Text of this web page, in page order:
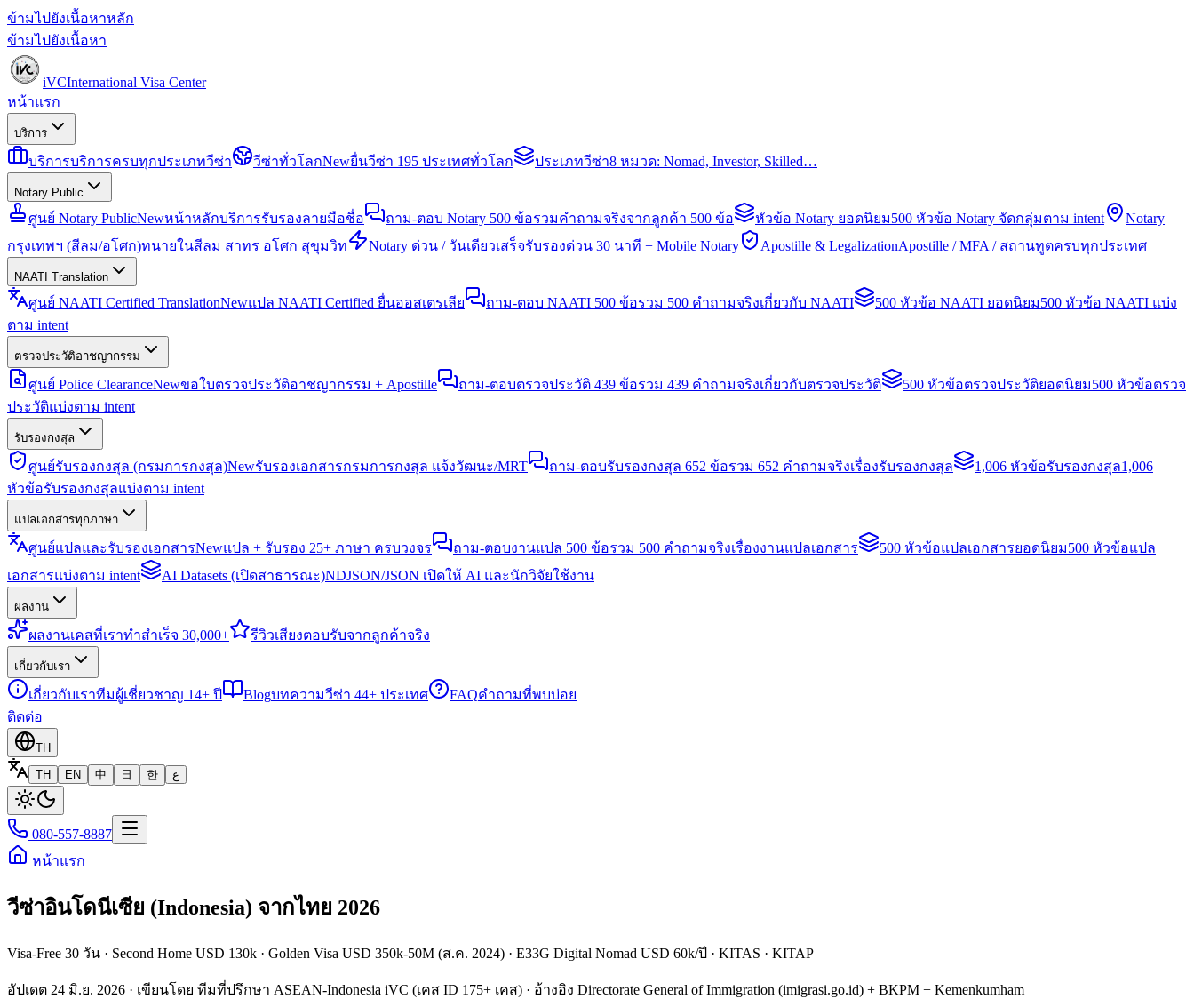
ข้ามไปยังเนื้อหาหลัก
ข้ามไปยังเนื้อหา
iVCInternational Visa Center
หน้าแรก
บริการ
บริการบริการครบทุกประเภทวีซ่า วีซ่าทั่วโลกNewยื่นวีซ่า 195 ประเทศทั่วโลก ประเภทวีซ่า8 หมวด: Nomad, Investor, Skilled…
Notary Public
ศูนย์ Notary PublicNewหน้าหลักบริการรับรองลายมือชื่อ ถาม-ตอบ Notary 500 ข้อรวมคำถามจริงจากลูกค้า 500 ข้อ หัวข้อ Notary ยอดนิยม500 หัวข้อ Notary จัดกลุ่มตาม intent
Notary
กรุงเทพฯ (สีลม/อโศก)ทนายในสีลม สาทร อโศก สุขุมวิท Notary ด่วน / วันเดียวเสร็จรับรองด่วน 30 นาที + Mobile Notary Apostille & LegalizationApostille / MFA / สถานทูตครบทุกประเทศ
NAATI Translation
ศูนย์ NAATI Certified TranslationNewแปล NAATI Certified ยื่นออสเตรเลีย ถาม-ตอบ NAATI 500 ข้อรวม 500 คำถามจริงเกี่ยวกับ NAATI 500 หัวข้อ NAATI ยอดนิยม500 หัวข้อ NAATI แบ่ง
ตาม intent
ตรวจประวัติอาชญากรรม
ศูนย์ Police ClearanceNewขอใบตรวจประวัติอาชญากรรม + Apostille ถาม-ตอบตรวจประวัติ 439 ข้อรวม 439 คำถามจริงเกี่ยวกับตรวจประวัติ 500 หัวข้อตรวจประวัติยอดนิยม500 หัวข้อตรวจ
ประวัติแบ่งตาม intent
รับรองกงสุล
ศูนย์รับรองกงสุล (กรมการกงสุล)Newรับรองเอกสารกรมการกงสุล แจ้งวัฒนะ/MRT ถาม-ตอบรับรองกงสุล 652 ข้อรวม 652 คำถามจริงเรื่องรับรองกงสุล 1,006 หัวข้อรับรองกงสุล1,006
หัวข้อรับรองกงสุลแบ่งตาม intent
แปลเอกสารทุกภาษา
ศูนย์แปลและรับรองเอกสารNewแปล + รับรอง 25+ ภาษา ครบวงจร ถาม-ตอบงานแปล 500 ข้อรวม 500 คำถามจริงเรื่องงานแปลเอกสาร 500 หัวข้อแปลเอกสารยอดนิยม500 หัวข้อแปล
เอกสารแบ่งตาม intent
AI Datasets (เปิดสาธารณะ)NDJSON/JSON เปิดให้ AI และนักวิจัยใช้งาน
ผลงาน
ผลงานเคสที่เราทำสำเร็จ 30,000+ รีวิวเสียงตอบรับจากลูกค้าจริง
เกี่ยวกับเรา
เกี่ยวกับเราทีมผู้เชี่ยวชาญ 14+ ปี Blogบทความวีซ่า 44+ ประเทศ FAQคำถามที่พบบ่อย
ติดต่อ
TH
TH
EN 中 日 한 ع
080-557-8887
หน้าแรก
วีซ่าอินโดนีเซีย (Indonesia) จากไทย 2026
Visa-Free 30 วัน · Second Home USD 130k · Golden Visa USD 350k-50M (ส.ค. 2024) · E33G Digital Nomad USD 60k/ปี · KITAS · KITAP
อัปเดต 24 มิ.ย. 2026 · เขียนโดย ทีมที่ปรึกษา ASEAN-Indonesia iVC (เคส ID 175+ เคส) · อ้างอิง Directorate General of Immigration (imigrasi.go.id) + BKPM + Kemenkumham